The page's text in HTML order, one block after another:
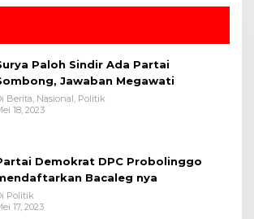
Paloh Sindir Ada Partai
Jawaban Megawati
Berita, Nasional, Politik
18, 2023
Demokrat DPC Probolinggo
Bacaleg nya
Politik
17, 2023